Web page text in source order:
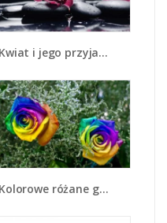
Kwiat i jego przyjaciele - K1014
Kolorowe różane główki - K800